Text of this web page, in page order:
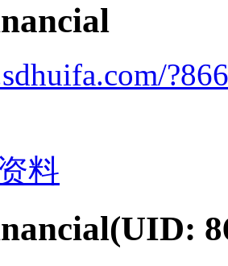
料
(UID: